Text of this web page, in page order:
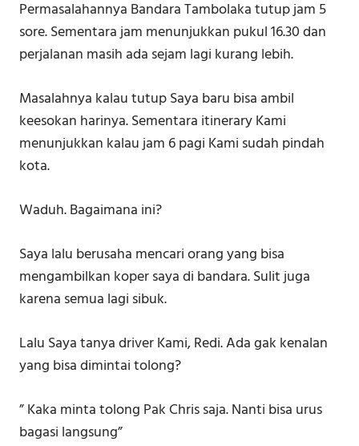
Permasalahannya Bandara Tambolaka tutup jam 5
sore. Sementara jam menunjukkan pukul 16.30 dan
perjalanan masih ada sejam lagi kurang lebih.
Masalahnya kalau tutup Saya baru bisa ambil
keesokan harinya. Sementara itinerary Kami
menunjukkan kalau jam 6 pagi Kami sudah pindah
kota.
Waduh. Bagaimana ini?
Saya lalu berusaha mencari orang yang bisa
mengambilkan koper saya di bandara. Sulit juga
karena semua lagi sibuk.
Lalu Saya tanya driver Kami, Redi. Ada gak kenalan
yang bisa dimintai tolong?
” Kaka minta tolong Pak Chris saja. Nanti bisa urus
bagasi langsung”